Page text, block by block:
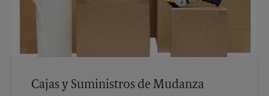
Cajas y Suministros de Mudanza